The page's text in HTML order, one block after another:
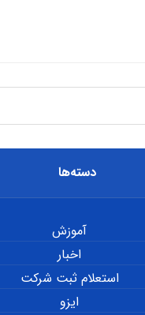
دسته‌ها
آموزش
اخبار
استعلام ثبت شرکت
ایزو